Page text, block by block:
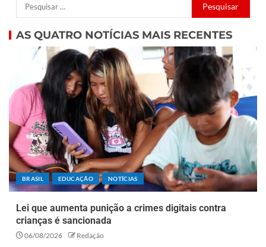
AS QUATRO NOTÍCIAS MAIS RECENTES
BRASIL EDUCAÇÃO NOTÍCIAS
Lei que aumenta punição a crimes digitais contra
crianças é sancionada
06/08/2026 Redação